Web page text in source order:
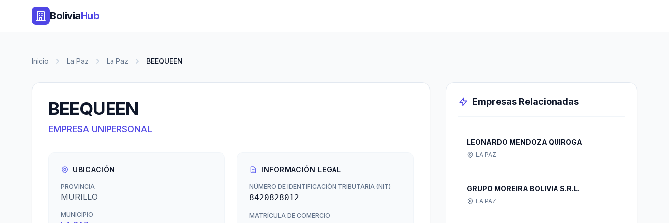
BoliviaHub
Inicio La Paz La Paz BEEQUEEN
BEEQUEEN
EMPRESA UNIPERSONAL
UBICACIÓN
PROVINCIA
MURILLO
MUNICIPIO
INFORMACIÓN LEGAL
NÚMERO DE IDENTIFICACIÓN TRIBUTARIA (NIT)
8420828012
MATRÍCULA DE COMERCIO
Empresas Relacionadas
LEONARDO MENDOZA QUIROGA
LA PAZ
GRUPO MOREIRA BOLIVIA S.R.L.
LA PAZ